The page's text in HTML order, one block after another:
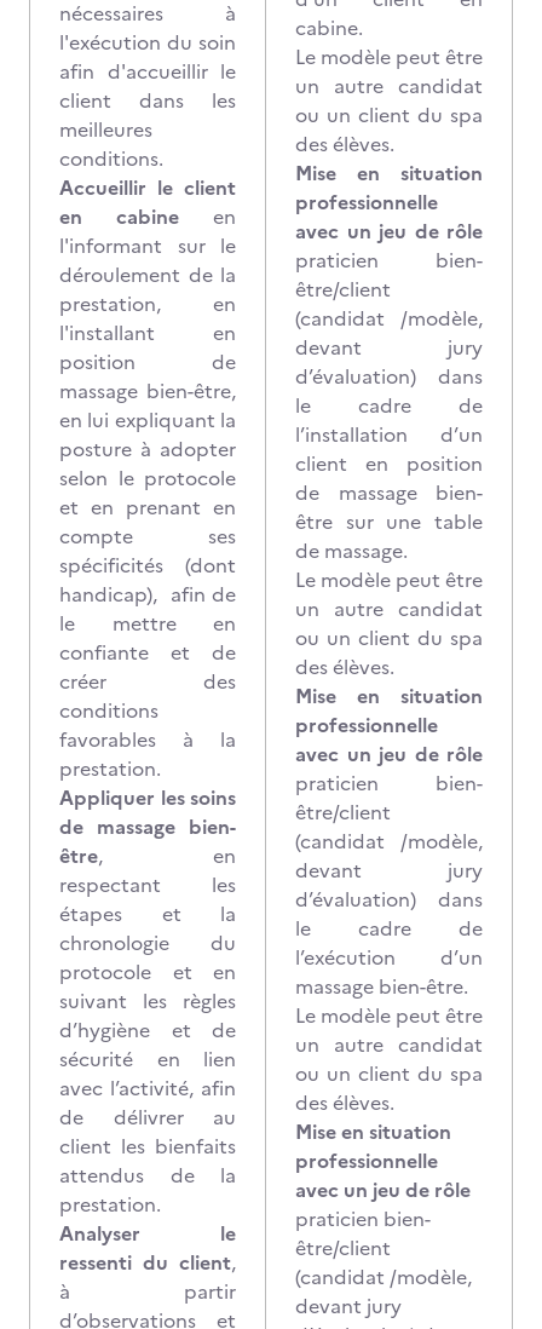
nécessaires à
l'exécution du soin
afin d'accueillir le
client dans les
meilleures
conditions.
Accueillir le client
en cabine en
l'informant sur le
déroulement de la
prestation, en
l'installant en
position de
massage bien-être,
en lui expliquant la
posture à adopter
selon le protocole
et en prenant en
compte ses
spécificités (dont
handicap), afin de
le mettre en
confiante et de
créer des
conditions
favorables à la
prestation.
Appliquer les soins
de massage bien-
être, en
respectant les
étapes et la
chronologie du
protocole et en
suivant les règles
d’hygiène et de
sécurité en lien
avec l’activité, afin
de délivrer au
client les bienfaits
attendus de la
prestation.
Analyser le
ressenti du client,
à partir
d’observations et
cabine.
Le modèle peut être
un autre candidat
ou un client du spa
des élèves.
Mise en situation
professionnelle
avec un jeu de rôle
praticien bien-
être/client
(candidat /modèle,
devant jury
d’évaluation) dans
le cadre de
l’installation d’un
client en position
de massage bien-
être sur une table
de massage.
Le modèle peut être
un autre candidat
ou un client du spa
des élèves.
Mise en situation
professionnelle
avec un jeu de rôle
praticien bien-
être/client
(candidat /modèle,
devant jury
d’évaluation) dans
le cadre de
l’exécution d’un
massage bien-être.
Le modèle peut être
un autre candidat
ou un client du spa
des élèves.
Mise en situation
professionnelle
avec un jeu de rôle
praticien bien-
être/client
(candidat /modèle,
devant jury